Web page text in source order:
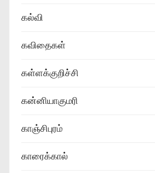
கல்வி
கவிதைகள்
கள்ளக்குறிச்சி
கன்னியாகுமரி
காஞ்சிபுரம்
காரைக்கால்